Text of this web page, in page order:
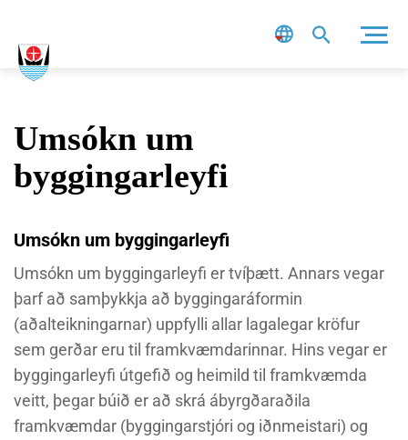
Umsókn um
byggingarleyfi
Umsókn um byggingarleyfi
Umsókn um byggingarleyfi er tvíþætt. Annars vegar
þarf að samþykkja að byggingaráformin
(aðalteikningarnar) uppfylli allar lagalegar kröfur
sem gerðar eru til framkvæmdarinnar. Hins vegar er
byggingarleyfi útgefið og heimild til framkvæmda
veitt, þegar búið er að skrá ábyrgðaraðila
framkvæmdar (byggingarstjóri og iðnmeistari) og